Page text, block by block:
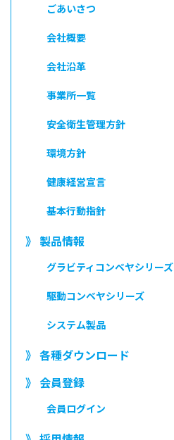
ごあいさつ
会社概要
会社沿革
事業所一覧
安全衛生管理方針
環境方針
健康経営宣言
基本行動指針
》 製品情報
グラビティコンベヤシリーズ
駆動コンベヤシリーズ
システム製品
》 各種ダウンロード
》 会員登録
会員ログイン